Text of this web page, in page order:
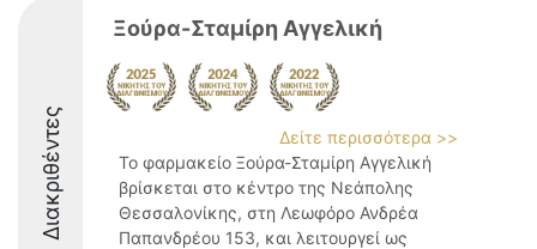
Διακριθέντες
Ξούρα-Σταμίρη Αγγελική
Δείτε περισσότερα >>
Το φαρμακείο Ξούρα-Σταμίρη Αγγελική
βρίσκεται στο κέντρο της Νεάπολης
Θεσσαλονίκης, στη Λεωφόρο Ανδρέα
Παπανδρέου 153, και λειτουργεί ως